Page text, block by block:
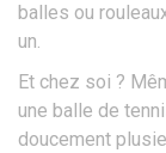
balles ou
un.
Et chez soi ?
une balle de
doucement